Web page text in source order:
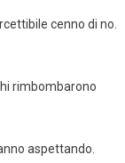
cenno di no.
rimbombarono
aspettando.